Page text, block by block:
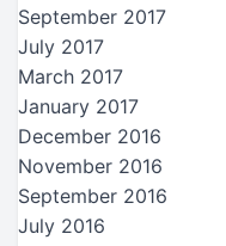
September 2017
July 2017
March 2017
January 2017
December 2016
November 2016
September 2016
July 2016